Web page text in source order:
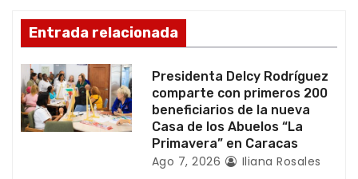
e
e
n
t
Entrada relacionada
Presidenta Delcy Rodríguez
comparte con primeros 200
beneficiarios de la nueva
Casa de los Abuelos “La
Primavera” en Caracas
Ago 7, 2026 Iliana Rosales